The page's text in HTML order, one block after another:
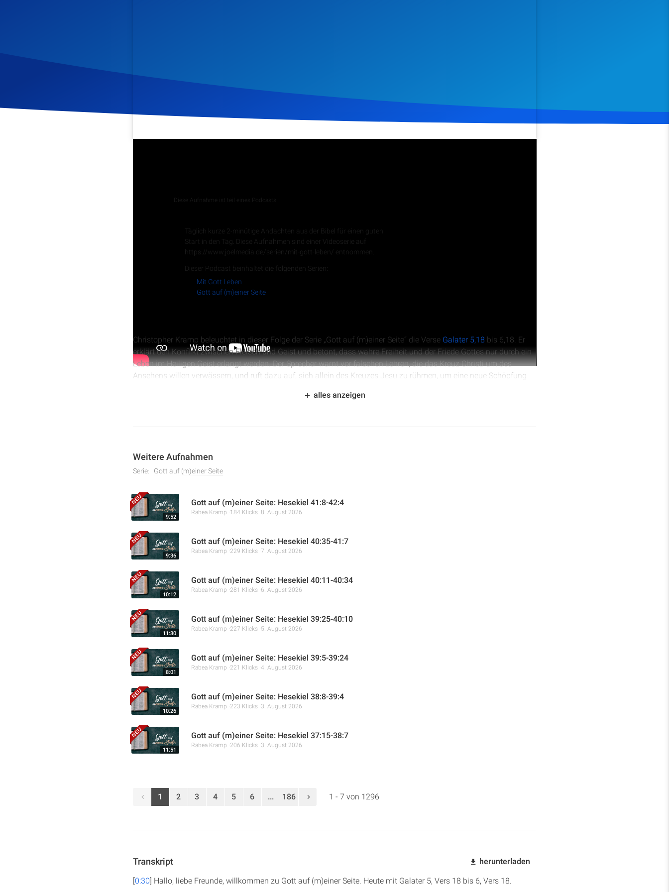
Diese Aufnahme ist teil eines Podcasts
Täglich kurze 2-minütige Andachten aus der Bibel für einen guten
Start in den Tag. Diese Aufnahmen sind einer Videoserie auf
https://www.joelmedia.de/serien/mit-gott-leben/ entnommen.
Dieser Podcast beinhaltet die folgenden Serien:
Mit Gott Leben
Gott auf (m)einer Seite
Christopher Kramp beleuchtet in dieser Folge der Serie „Gott auf (m)einer Seite“ die Verse Galater 5,18 bis 6,18. Er
erklärt den Konflikt zwischen Fleisch und Geist und betont, dass wahre Freiheit und der Friede Gottes nur durch ein
Leben im Heiligen Geist erlangt werden. Der Sprecher warnt vor falschen Lehren, die das Kreuz Christi um des
Ansehens willen verwässern, und ruft dazu auf, sich allein des Kreuzes Jesu zu rühmen, um eine neue Schöpfung
alles anzeigen
Weitere Aufnahmen
Serie: Gott auf (m)einer Seite
9:52
Gott auf (m)einer Seite: Hesekiel 41:8-42:4
Rabea Kramp 184 Klicks 8. August 2026
9:36
Gott auf (m)einer Seite: Hesekiel 40:35-41:7
Rabea Kramp 229 Klicks 7. August 2026
10:12
Gott auf (m)einer Seite: Hesekiel 40:11-40:34
Rabea Kramp 281 Klicks 6. August 2026
11:30
Gott auf (m)einer Seite: Hesekiel 39:25-40:10
Rabea Kramp 227 Klicks 5. August 2026
8:01
Gott auf (m)einer Seite: Hesekiel 39:5-39:24
Rabea Kramp 221 Klicks 4. August 2026
10:26
Gott auf (m)einer Seite: Hesekiel 38:8-39:4
Rabea Kramp 223 Klicks 3. August 2026
11:51
Gott auf (m)einer Seite: Hesekiel 37:15-38:7
Rabea Kramp 206 Klicks 3. August 2026
1 2 3 4 5 6 ... 186 1 - 7 von 1296
Transkript herunterladen
[0:30] Hallo, liebe Freunde, willkommen zu Gott auf (m)einer Seite. Heute mit Galater 5, Vers 18 bis 6, Vers 18.